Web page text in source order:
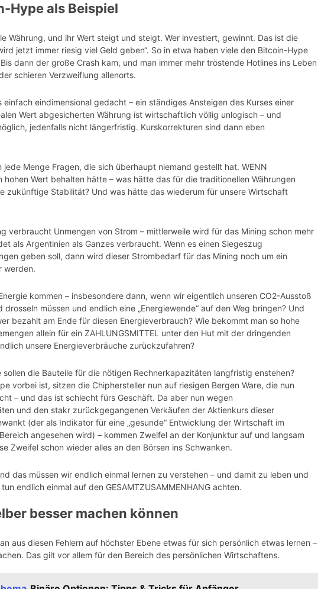
-Hype als Beispiel
Währung, und ihr Wert steigt und steigt. Wer investiert, gewinnt. Das ist die
jetzt immer riesig viel Geld geben“. So in etwa haben viele den Bitcoin-Hype
dann der große Crash kam, und man immer mehr tröstende Hotlines ins Leben
schieren Verzweiflung allenorts.
einfach eindimensional gedacht – ein ständiges Ansteigen des Kurses einer
Wert abgesicherten Währung ist wirtschaftlich völlig unlogisch – und
jedenfalls nicht längerfristig. Kurskorrekturen sind dann eben
jede Menge Fragen, die sich überhaupt niemand gestellt hat. WENN
hohen Wert behalten hätte – was hätte das für die traditionellen Währungen
zukünftige Stabilität? Und was hätte das wiederum für unsere Wirtschaft
verbraucht Unmengen von Strom – mittlerweile wird für das Mining schon mehr
als Argentinien als Ganzes verbraucht. Wenn es einen Siegeszug
geben soll, dann wird dieser Strombedarf für das Mining noch um ein
werden.
kommen – insbesondere dann, wenn wir eigentlich unseren CO2-Ausstoß
müssen und endlich eine „Energiewende“ auf den Weg bringen? Und
bezahlt am Ende für diesen Energieverbrauch? Wie bekommt man so hohe
allein für ein ZAHLUNGSMITTEL unter den Hut mit der dringenden
unsere Energieverbräuche zurückzufahren?
sollen die Bauteile für die nötigen Rechnerkapazitäten langfristig enstehen?
vorbei ist, sitzen die Chiphersteller nun auf riesigen Bergen Ware, die nun
– und das ist schlecht fürs Geschäft. Da aber nun wegen
und den stakr zurückgegangenen Verkäufen der Aktienkurs dieser
(der als Indikator für eine „gesunde“ Entwicklung der Wirtschaft im
angesehen wird) – kommen Zweifel an der Konjunktur auf und langsam
Zweifel schon wieder alles an den Börsen ins Schwanken.
das müssen wir endlich einmal lernen zu verstehen – und damit zu leben und
endlich einmal auf den GESAMTZUSAMMENHANG achten.
besser machen können
aus diesen Fehlern auf höchster Ebene etwas für sich persönlich etwas lernen –
Das gilt vor allem für den Bereich des persönlichen Wirtschaftens.